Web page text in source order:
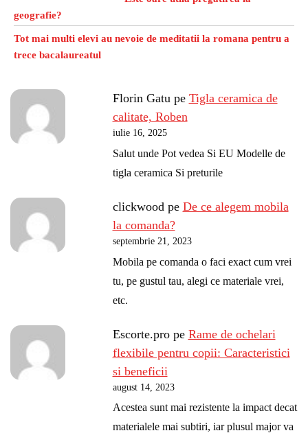
geografie?
Tot mai multi elevi au nevoie de meditatii la romana pentru a
trece bacalaureatul
Florin Gatupe Tigla ceramica de
calitate, Roben
iulie 16, 2025
Salut unde Pot vedea Si EU Modelle de
tigla ceramica Si preturile
clickwoodpe De ce alegem mobila
la comanda?
septembrie 21, 2023
Mobila pe comanda o faci exact cum vrei
tu, pe gustul tau, alegi ce materiale vrei,
etc.
Escorte.prope Rame de ochelari
flexibile pentru copii: Caracteristici
si beneficii
august 14, 2023
Acestea sunt mai rezistente la impact decat
materialele mai subtiri, iar plusul major va